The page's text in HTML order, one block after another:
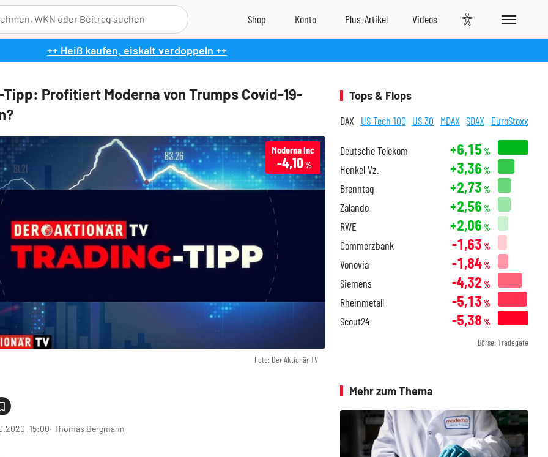
++ Heiß kaufen, eiskalt verdoppeln ++
Profitiert Moderna von Trumps Covid-19-
Foto: Der Aktionär TV
Moderna Inc
-4,10 %
15:00‧ Thomas Bergmann
Tops & Flops
DAX US Tech 100 US 30 MDAX SDAX EuroStoxx
Deutsche Telekom +6,15 %
Henkel Vz. +3,36 %
Brenntag +2,73 %
Zalando +2,56 %
RWE +2,06 %
Commerzbank -1,63 %
Vonovia -1,84%
Siemens -4,32 %
Rheinmetall -5,13 %
Scout24 -5,38 %
Börse: Tradegate
Mehr zum Thema